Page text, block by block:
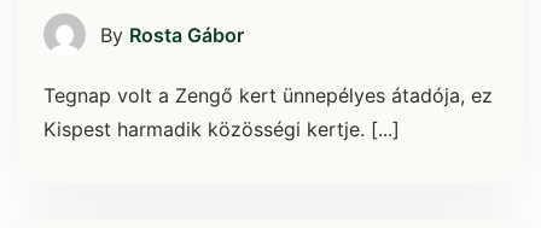
By Rosta Gábor
Tegnap volt a Zengő kert ünnepélyes átadója, ez
Kispest harmadik közösségi kertje. [...]